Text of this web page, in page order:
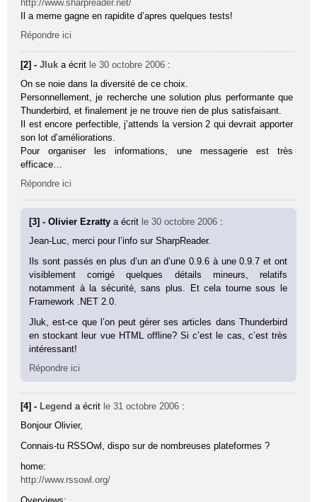
http://www.sharpreader.net/
Il a meme gagne en rapidite d’apres quelques tests!
Répondre ici
[2] -Jluk a écrit le 30 octobre 2006 :
On se noie dans la diversité de ce choix.
Personnellement, je recherche une solution plus performante que
Thunderbird, et finalement je ne trouve rien de plus satisfaisant.
Il est encore perfectible, j’attends la version 2 qui devrait apporter
son lot d’améliorations.
Pour organiser les informations, une messagerie est très
efficace…
Répondre ici
[3] - Olivier Ezrattya écrit le 30 octobre 2006 :
Jean-Luc, merci pour l’info sur SharpReader.
Ils sont passés en plus d’un an d’une 0.9.6 à une 0.9.7 et ont
visiblement corrigé quelques détails mineurs, relatifs
notamment à la sécurité, sans plus. Et cela tourne sous le
Framework .NET 2.0.
Jluk, est-ce que l’on peut gérer ses articles dans Thunderbird
en stockant leur vue HTML offline? Si c’est le cas, c’est très
intéressant!
Répondre ici
[4] - Legend a écrit le 31 octobre 2006 :
Bonjour Olivier,
Connais-tu RSSOwl, dispo sur de nombreuses plateformes ?
home:
http://www.rssowl.org/